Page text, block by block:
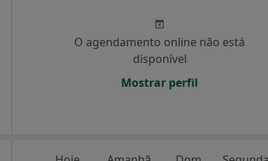
O agendamento online não está
disponível
Mostrar perfil